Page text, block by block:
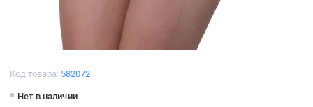
Код товара: 582072
Нет в наличии